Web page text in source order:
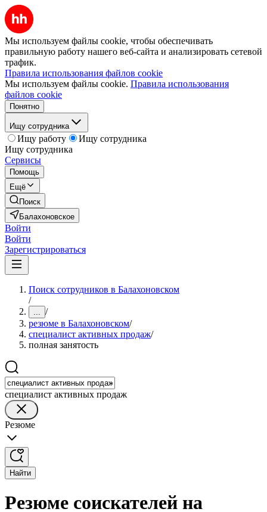
Мы используем файлы cookie, чтобы обеспечивать
правильную работу нашего веб-сайта и анализировать сетевой
трафик.
Правила использования файлов cookie
Мы используем файлы cookie. Правила использования
файлов cookie
Понятно
Ищу сотрудника
Ищу работу
Ищу сотрудника
Ищу сотрудника
Сервисы
Помощь
Ещё
Поиск
Балахоновское
Войти
Войти
Зарегистрироваться
Поиск сотрудников в Балахоновском
/
... /
резюме в Балахоновском/
специалист активных продаж/
полная занятость
специалист активных продаж
Резюме
Найти
Резюме соискателей на